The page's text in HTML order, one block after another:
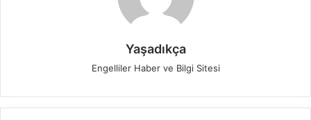
Yaşadıkça
Engelliler Haber ve Bilgi Sitesi